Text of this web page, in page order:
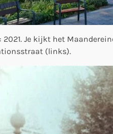
: 2021. Je kijkt het
(links).